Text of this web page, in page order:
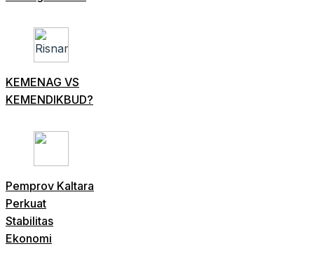
KEMENAG VS
KEMENDIKBUD?
Pemprov Kaltara
Perkuat
Stabilitas
Ekonomi